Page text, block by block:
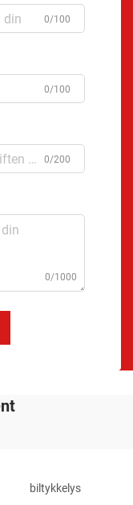
0/100
0/100
0/200
0/1000
biltykkelys